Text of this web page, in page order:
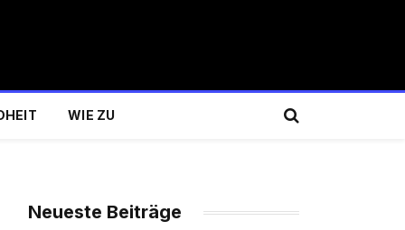
WIE ZU
Neueste Beiträge